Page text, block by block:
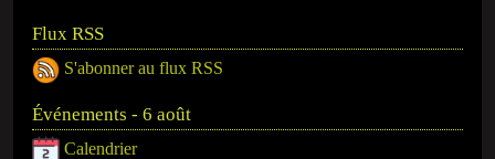
Flux RSS
S'abonner au flux RSS
Événements - 6 août
Calendrier